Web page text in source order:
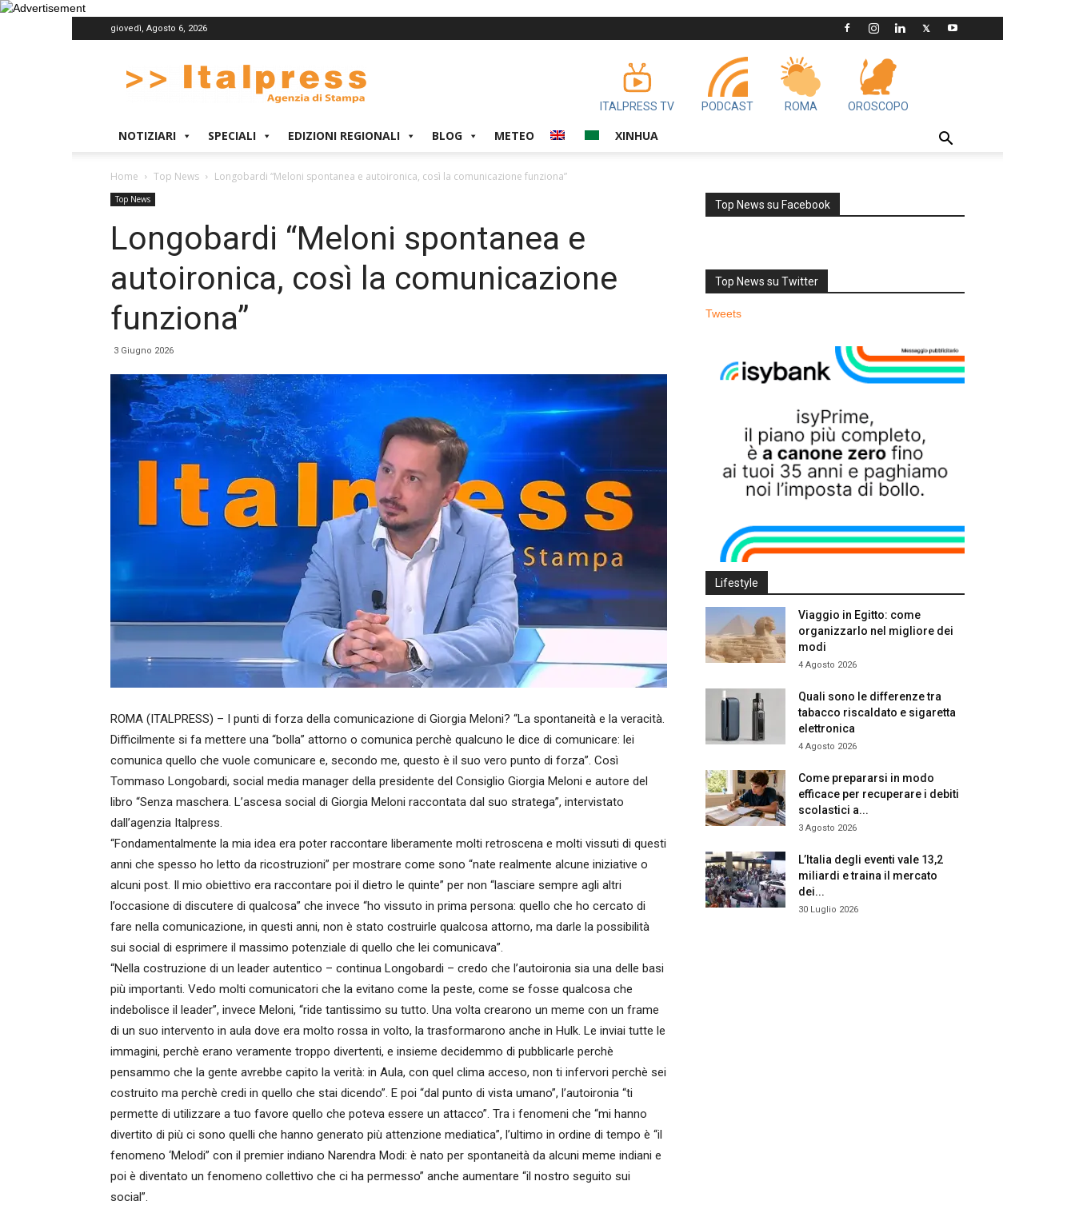
giovedì, Agosto 6, 2026
ITALPRESS TV PODCAST ROMA OROSCOPO
NOTIZIARI SPECIALI EDIZIONI REGIONALI BLOG METEO XINHUA
Home Top News Longobardi “Meloni spontanea e autoironica, così la comunicazione funziona”
Top News
Longobardi “Meloni spontanea e
autoironica, così la comunicazione
funziona”
3 Giugno 2026
ROMA (ITALPRESS) – I punti di forza della comunicazione di Giorgia Meloni? “La spontaneità e la veracità.
Difficilmente si fa mettere una “bolla” attorno o comunica perchè qualcuno le dice di comunicare: lei
comunica quello che vuole comunicare e, secondo me, questo è il suo vero punto di forza”. Così
Tommaso Longobardi, social media manager della presidente del Consiglio Giorgia Meloni e autore del
libro “Senza maschera. L’ascesa social di Giorgia Meloni raccontata dal suo stratega”, intervistato
dall’agenzia Italpress.
“Fondamentalmente la mia idea era poter raccontare liberamente molti retroscena e molti vissuti di questi
anni che spesso ho letto da ricostruzioni” per mostrare come sono “nate realmente alcune iniziative o
alcuni post. Il mio obiettivo era raccontare poi il dietro le quinte” per non “lasciare sempre agli altri
l’occasione di discutere di qualcosa” che invece “ho vissuto in prima persona: quello che ho cercato di
fare nella comunicazione, in questi anni, non è stato costruirle qualcosa attorno, ma darle la possibilità
sui social di esprimere il massimo potenziale di quello che lei comunicava”.
“Nella costruzione di un leader autentico – continua Longobardi – credo che l’autoironia sia una delle basi
più importanti. Vedo molti comunicatori che la evitano come la peste, come se fosse qualcosa che
indebolisce il leader”, invece Meloni, “ride tantissimo su tutto. Una volta crearono un meme con un frame
di un suo intervento in aula dove era molto rossa in volto, la trasformarono anche in Hulk. Le inviai tutte le
immagini, perchè erano veramente troppo divertenti, e insieme decidemmo di pubblicarle perchè
pensammo che la gente avrebbe capito la verità: in Aula, con quel clima acceso, non ti infervori perchè sei
costruito ma perchè credi in quello che stai dicendo”. E poi “dal punto di vista umano”, l’autoironia “ti
permette di utilizzare a tuo favore quello che poteva essere un attacco”. Tra i fenomeni che “mi hanno
divertito di più ci sono quelli che hanno generato più attenzione mediatica”, l’ultimo in ordine di tempo è “il
fenomeno ‘Melodi” con il premier indiano Narendra Modi: è nato per spontaneità da alcuni meme indiani e
poi è diventato un fenomeno collettivo che ci ha permesso” anche aumentare “il nostro seguito sui
social”.
Top News su Facebook
Top News su Twitter
Tweets
Lifestyle
Viaggio in Egitto: come
organizzarlo nel migliore dei
modi
4 Agosto 2026
Quali sono le differenze tra
tabacco riscaldato e sigaretta
elettronica
4 Agosto 2026
Come prepararsi in modo
efficace per recuperare i debiti
scolastici a...
3 Agosto 2026
L’Italia degli eventi vale 13,2
miliardi e traina il mercato
dei...
30 Luglio 2026